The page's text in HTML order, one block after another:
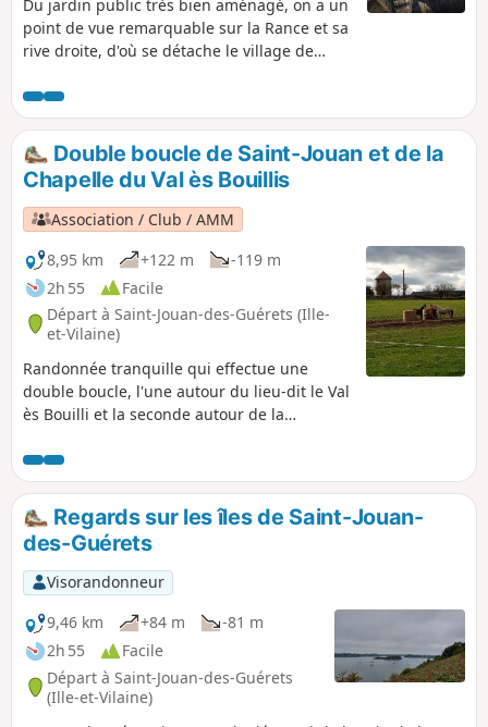
Du jardin public très bien aménagé, on a un
point de vue remarquable sur la Rance et sa
rive droite, d'où se détache le village de
par le sentier en corniche la Plage de Garel
et le chantier naval de la Landriais avec son
équipement spécifique : la cale sèche en
bois, hors sol. La vallée humide de Guérouse
serpente dans le sous-bois qui constitue le
Domaine du Pièton.
Double boucle de Saint-Jouan et de la
Chapelle du Val ès Bouillis
Association / Club / AMM
8,95 km
+122 m
-119 m
2h 55
Facile
Départ à Saint-Jouan-des-Guérets (Ille-
et-Vilaine)
Randonnée tranquille qui effectue une
double boucle, l'une autour du lieu-dit le Val
ès Bouilli et la seconde autour de la
bonne partie de son parcours. Le reste est
partagé entre chemins creux et petites
routes. Sur le parcours on peut apercevoir,
en direction du Sud, la Pointe du Puits ainsi
que le Pont Chateaubriand.
Regards sur les îles de Saint-Jouan-
des-Guérets
Visorandonneur
9,46 km
+84 m
-81 m
2h 55
Facile
Départ à Saint-Jouan-des-Guérets
(Ille-et-Vilaine)